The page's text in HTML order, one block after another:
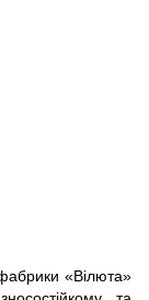
«Вілюта»